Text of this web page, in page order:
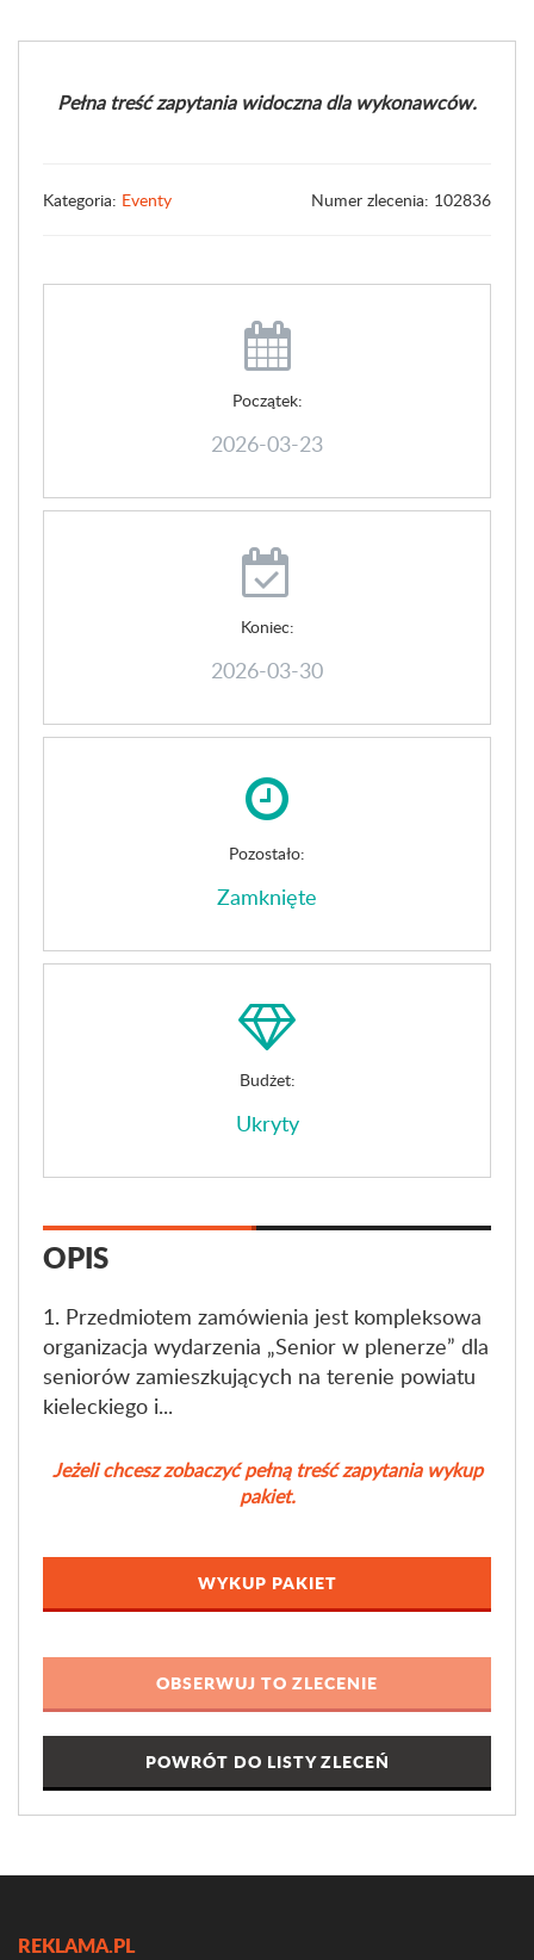
Pełna treść zapytania widoczna dla wykonawców.
Kategoria: Eventy Numer zlecenia: 102836
Początek:
2026-03-23
Koniec:
2026-03-30
Pozostało:
Zamknięte
Budżet:
Ukryty
OPIS
1. Przedmiotem zamówienia jest kompleksowa
organizacja wydarzenia „Senior w plenerze” dla
seniorów zamieszkujących na terenie powiatu
kieleckiego i...
Jeżeli chcesz zobaczyć pełną treść zapytania wykup
pakiet.
WYKUP PAKIET
POWRÓT DO LISTY ZLECEŃ
REKLAMA.PL